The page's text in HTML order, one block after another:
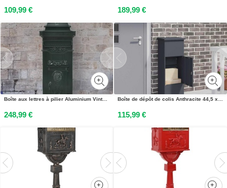
109,99 € 189,99 €
Boîte aux lettres à pilier Aluminium Vintage antirouille Vert
248,99 €
Boîte de dépôt de colis Anthracite 44,5 x 29 x 110,5 cm Acier
115,99 €